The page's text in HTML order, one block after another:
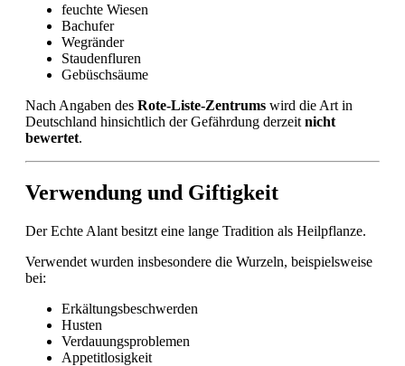
feuchte Wiesen
Bachufer
Wegränder
Staudenfluren
Gebüschsäume
Nach Angaben des Rote-Liste-Zentrums wird die Art in
Deutschland hinsichtlich der Gefährdung derzeit nicht
bewertet.
Verwendung und Giftigkeit
Der Echte Alant besitzt eine lange Tradition als Heilpflanze.
Verwendet wurden insbesondere die Wurzeln, beispielsweise
bei:
Erkältungsbeschwerden
Husten
Verdauungsproblemen
Appetitlosigkeit